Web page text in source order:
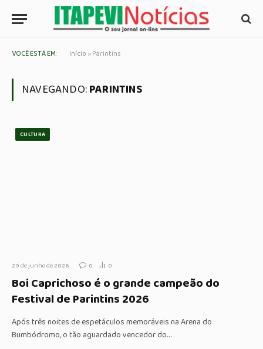
VOCÊ ESTÁ EM: Início »Parintins
NAVEGANDO:PARINTINS
CULTURA
29 de junho de 2026 0 0
Boi Caprichoso é o grande campeão do
Festival de Parintins 2026
Após três noites de espetáculos memoráveis na Arena do
Bumbódromo, o tão aguardado vencedor do…